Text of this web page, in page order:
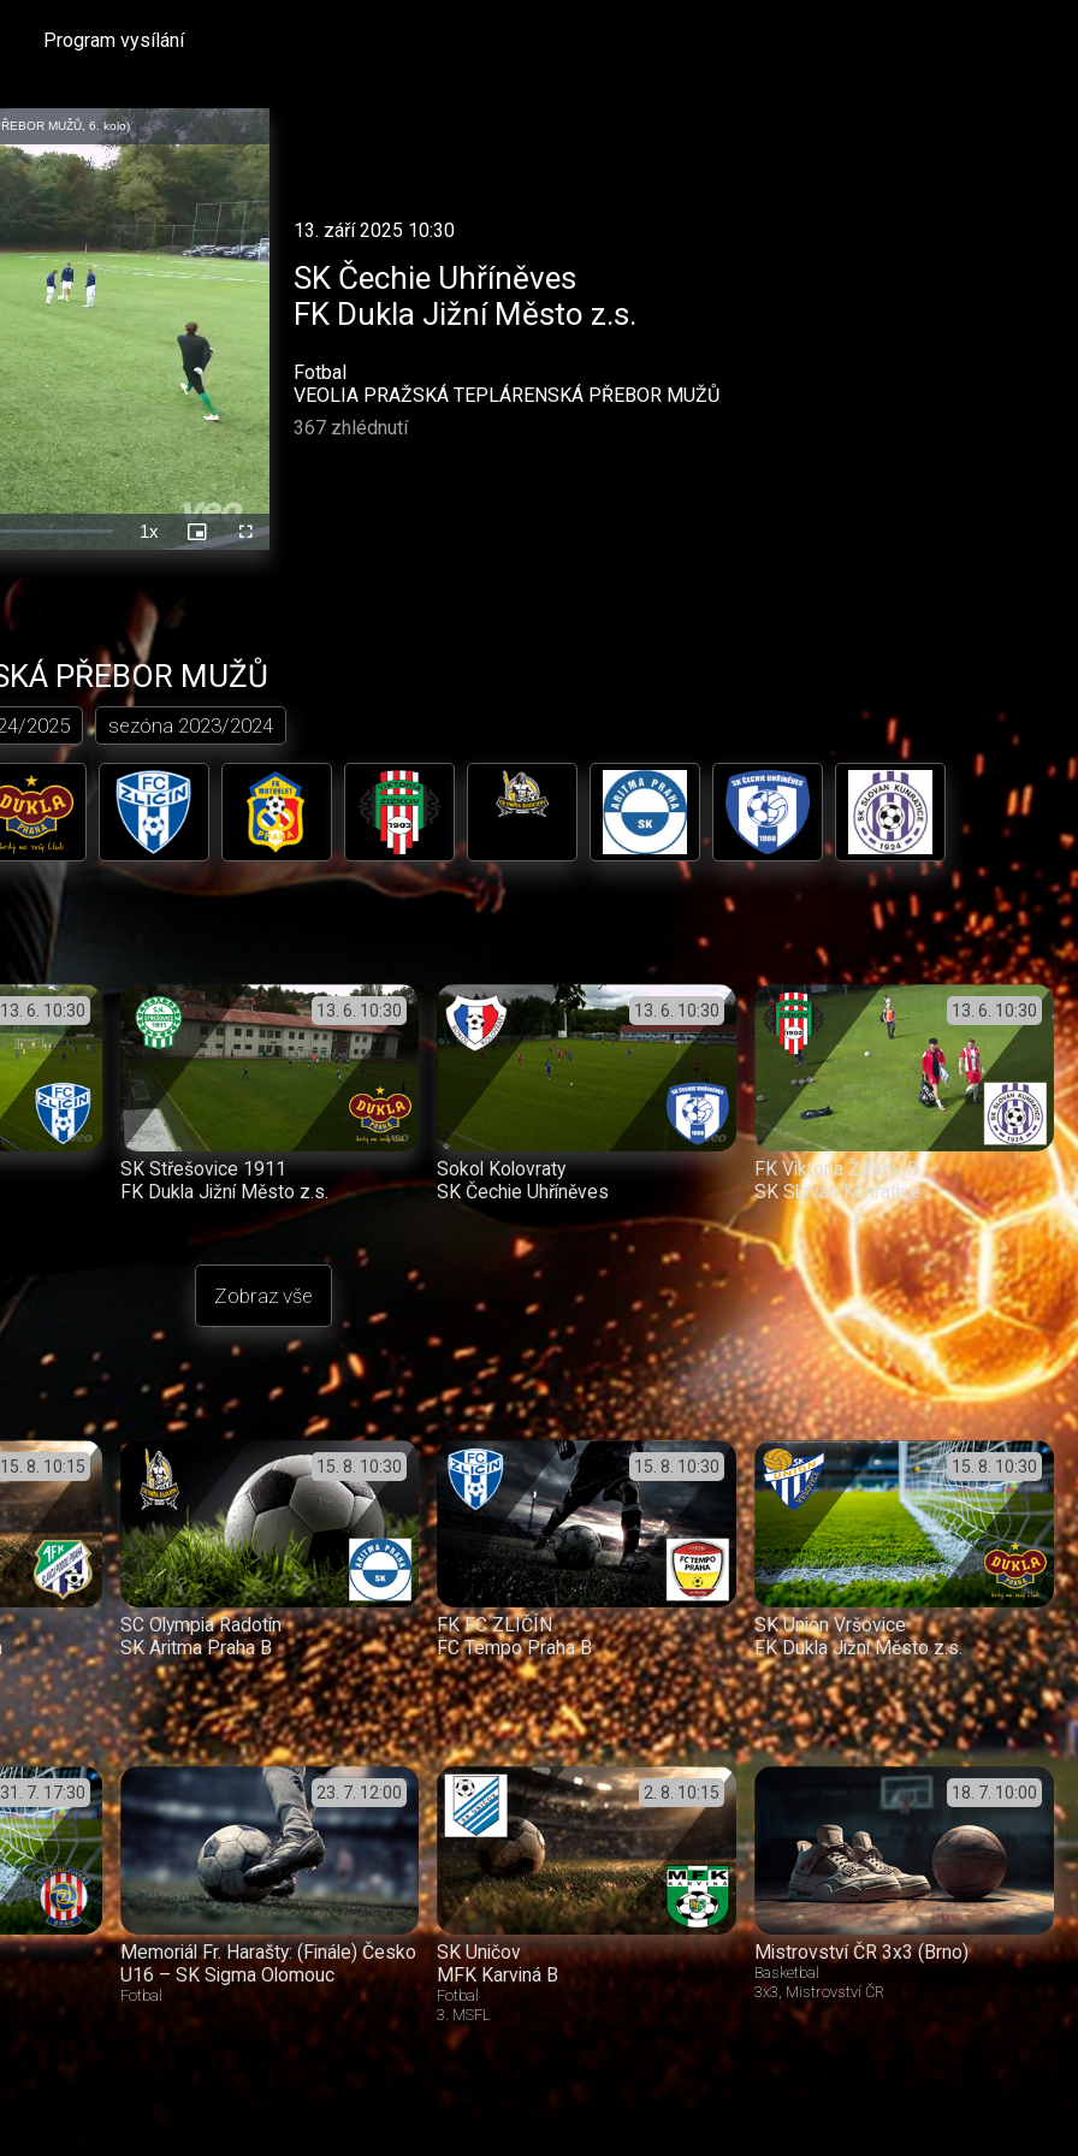
Program vysílání
1xRychlost
přehrávání
Picture-
in-
Celá
obrazovka
MUŽŮ, 6. kolo)
13. září 2025 10:30
SK Čechie Uhříněves
FK Dukla Jižní Město z.s.
Fotbal
VEOLIA PRAŽSKÁ TEPLÁRENSKÁ PŘEBOR MUŽŮ
367 zhlédnutí
PŘEBOR MUŽŮ
2025 sezóna 2023/2024
13. 6. 10:30 13. 6. 10:30
SK Střešovice 1911
FK Dukla Jižní Město z.s.
13. 6. 10:30
Sokol Kolovraty
SK Čechie Uhříněves
13. 6. 10:30
FK Viktoria Žižkov B
SK Slovan Kunratice
Zobraz vše
15. 8. 10:15 15. 8. 10:30
SC Olympia Radotín
SK Aritma Praha B
15. 8. 10:30
FK FC ZLIČÍN
FC Tempo Praha B
15. 8. 10:30
SK Union Vršovice
FK Dukla Jižní Město z.s.
31. 7. 17:30 23. 7. 12:00
Memoriál Fr. Harašty: (Finále) Česko
U16 – SK Sigma Olomouc
Fotbal
2. 8. 10:15
SK Uničov
MFK Karviná B
Fotbal
3. MSFL
18. 7. 10:00
Mistrovství ČR 3x3 (Brno)
Basketbal
3x3 Mistrovství ČR